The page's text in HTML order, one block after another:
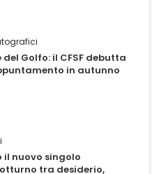
Golfo: il CFSF debutta
in autunno
il nuovo singolo
tra desiderio,